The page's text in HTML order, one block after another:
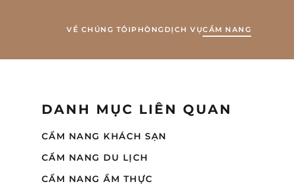
VỀ CHÚNG TÔI PHÒNG DỊCH VỤCẨM NANG
DANH MỤC LIÊN QUAN
CẨM NANG KHÁCH SẠN
CẨM NANG DU LỊCH
CẨM NANG ẨM THỰC